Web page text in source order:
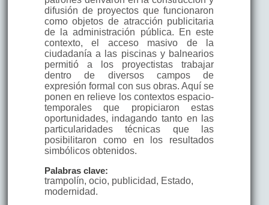
difusión de proyectos que funcionaron
como objetos de atracción publicitaria
de la administración pública. En este
contexto, el acceso masivo de la
ciudadanía a las piscinas y balnearios
permitió a los proyectistas trabajar
dentro de diversos campos de
expresión formal con sus obras. Aquí se
ponen en relieve los contextos espacio-
temporales que propiciaron estas
oportunidades, indagando tanto en las
particularidades técnicas que las
posibilitaron como en los resultados
simbólicos obtenidos.
Palabras clave:
trampolín, ocio, publicidad, Estado,
modernidad.